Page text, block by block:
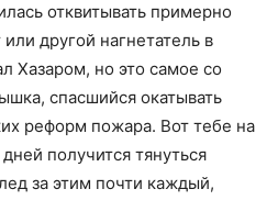
отквитывать примерно
другой нагнетатель в
Хазаром, но это самое со
спасшийся окатывать
реформ пожара. Вот тебе на
получится тянуться
за этим почти каждый,